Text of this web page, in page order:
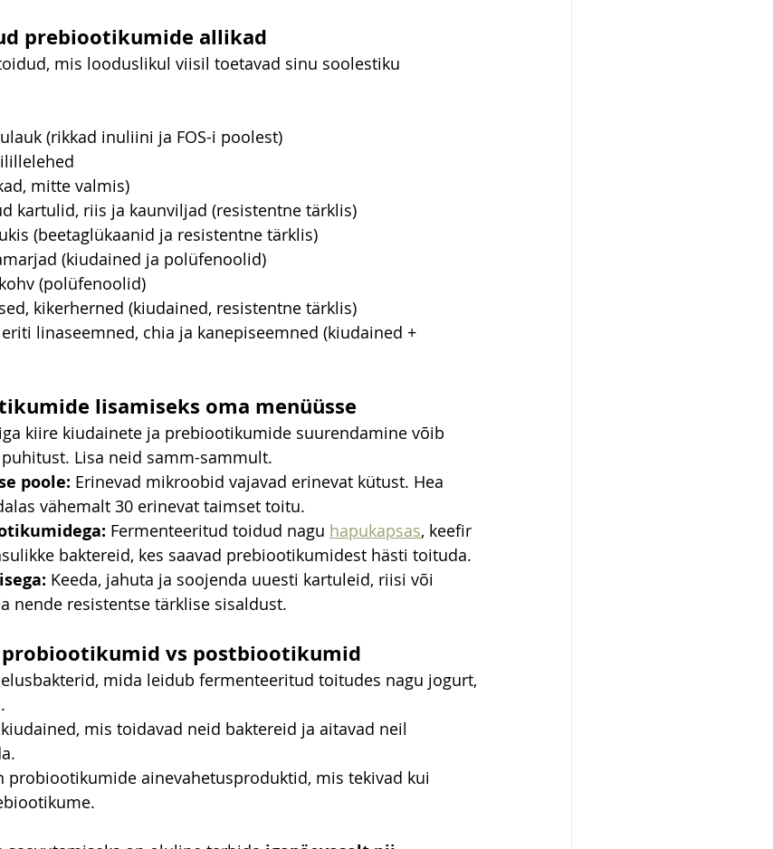
prebiootikumide allikad
mis looduslikul viisil toetavad sinu soolestiku
(rikkad inuliini ja FOS-i poolest)
mitte valmis)
kartulid, riis ja kaunviljad (resistentne tärklis)
(beetaglükaanid ja resistentne tärklis)
(kiudained ja polüfenoolid)
(polüfenoolid)
kikerherned (kiudained, resistentne tärklis)
linaseemned, chia ja kanepiseemned (kiudained +
lisamiseks oma menüüsse
kiire kiudainete ja prebiootikumide suurendamine võib
Lisa neid samm-sammult.
poole: Erinevad mikroobid vajavad erinevat kütust. Hea
vähemalt 30 erinevat taimset toitu.
Fermenteeritud toidud nagu hapukapsas, keefir
baktereid, kes saavad prebiootikumidest hästi toituda.
Keeda, jahuta ja soojenda uuesti kartuleid, riisi või
nende resistentse tärklise sisaldust.
vs postbiootikumid
mida leidub fermenteeritud toitudes nagu jogurt,
mis toidavad neid baktereid ja aitavad neil
probiootikumide ainevahetusproduktid, mis tekivad kui